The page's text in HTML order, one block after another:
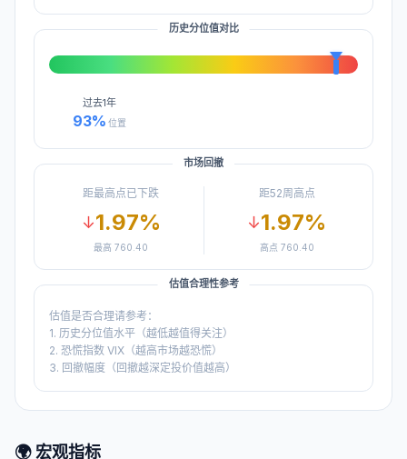
历史分位值对比
过去1年
93% 位置
市场回撤
距最高点已下跌
↓1.97%
最高 760.40
距52周高点
↓1.97%
高点 760.40
估值合理性参考
估值是否合理请参考：
1. 历史分位值水平（越低越值得关注）
2. 恐慌指数 VIX（越高市场越恐慌）
3. 回撤幅度（回撤越深定投价值越高）
🌍 宏观指标